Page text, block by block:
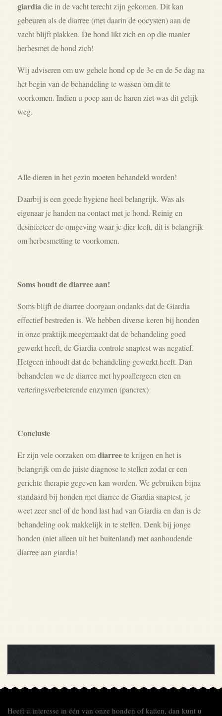
giardiadie in de vacht terecht zijn gekomen. Dit kan
gebeuren als de diarree (met daarin de oocysten) aan de
vacht blijft plakken. De hond likt zich en op die manier
herbesmet de hond zich!
Wij adviseren om uw gehele hond op de 3e en de 5e dag na
het begin van de behandeling te wassen om dit te
voorkomen. Indien u poep aan de haren ziet was dit gelijk
weg.
Alle dieren in het gezin moeten behandeld worden!
Daarbij is een goede hygiene heel belangrijk. Was als
eigenaar je handen na contact met je hond. Reinig en
desinfecteer de omgeving waar je dier leeft, dit is belangrijk
om herbesmetting te voorkomen.
Soms houdt de diarree aan!
Soms blijft de diarree doorgaan ondanks dat de Giardia
effectief bestreden is. We hebben diverse keren bij honden
in onze praktijk meegemaakt dat de behandeling goed
gewerkt heeft, de Giardia controle snaptest was negatief.
Hetgeen inhoudt dat de behandeling gewerkt heeft. Dan
behandelen we de diarree met hypoallergeen eten en
verteringsverbeterende enzymen (pancrex)
Conclusie
Er zijn vele oorzaken omdiarreete krijgen en het is
belangrijk om de juiste diagnose te stellen zodat er een
gerichte therapie gegeven kan worden. We gebruiken bijna
standaard bij honden met diarree de Giardia snaptest, je
weet zeer snel of de hond last had van Giardia en dan is de
behandeling ook makkelijk in te stellen. Denk bij jonge
honden (niet alleen uit het buitenland) met aanhoudende
diarree aan giardia!
Heeft u interesse in één van onze honden of katten, dan kunt u